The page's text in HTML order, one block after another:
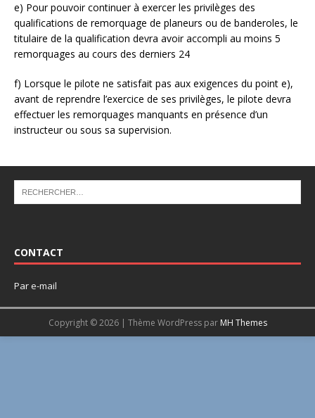
e) Pour pouvoir continuer à exercer les privilèges des
qualifications de remorquage de planeurs ou de banderoles, le
titulaire de la qualification devra avoir accompli au moins 5
remorquages au cours des derniers 24
f) Lorsque le pilote ne satisfait pas aux exigences du point e),
avant de reprendre l’exercice de ses privilèges, le pilote devra
effectuer les remorquages manquants en présence d’un
instructeur ou sous sa supervision.
CONTACT
Par e-mail
Copyright © 2026 | Thème WordPress par MH Themes